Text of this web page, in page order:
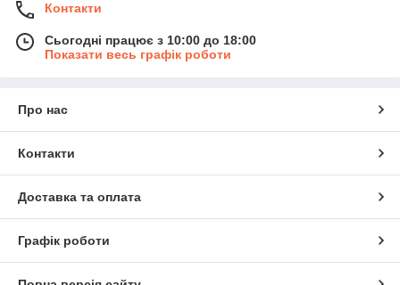
Контакти
Сьогодні працює з 10:00 до 18:00
Показати весь графік роботи
Про нас
Контакти
Доставка та оплата
Графік роботи